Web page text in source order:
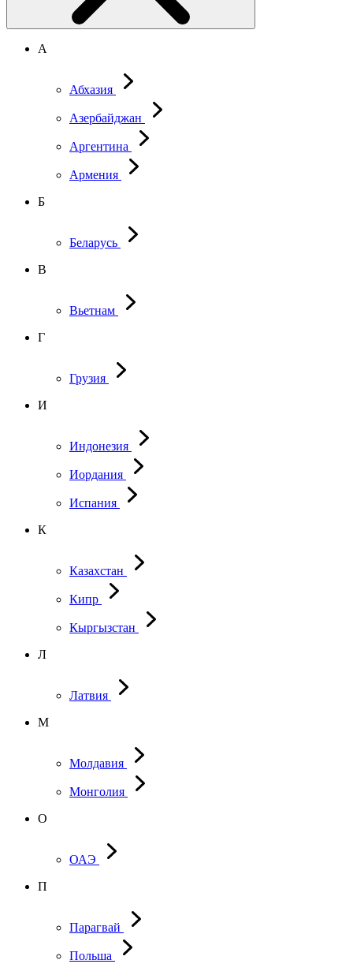
А
Абхазия
Азербайджан
Аргентина
Армения
Б
Беларусь
В
Вьетнам
Г
Грузия
И
Индонезия
Иордания
Испания
К
Казахстан
Кипр
Кыргызстан
Л
Латвия
М
Молдавия
Монголия
О
ОАЭ
П
Парагвай
Польша